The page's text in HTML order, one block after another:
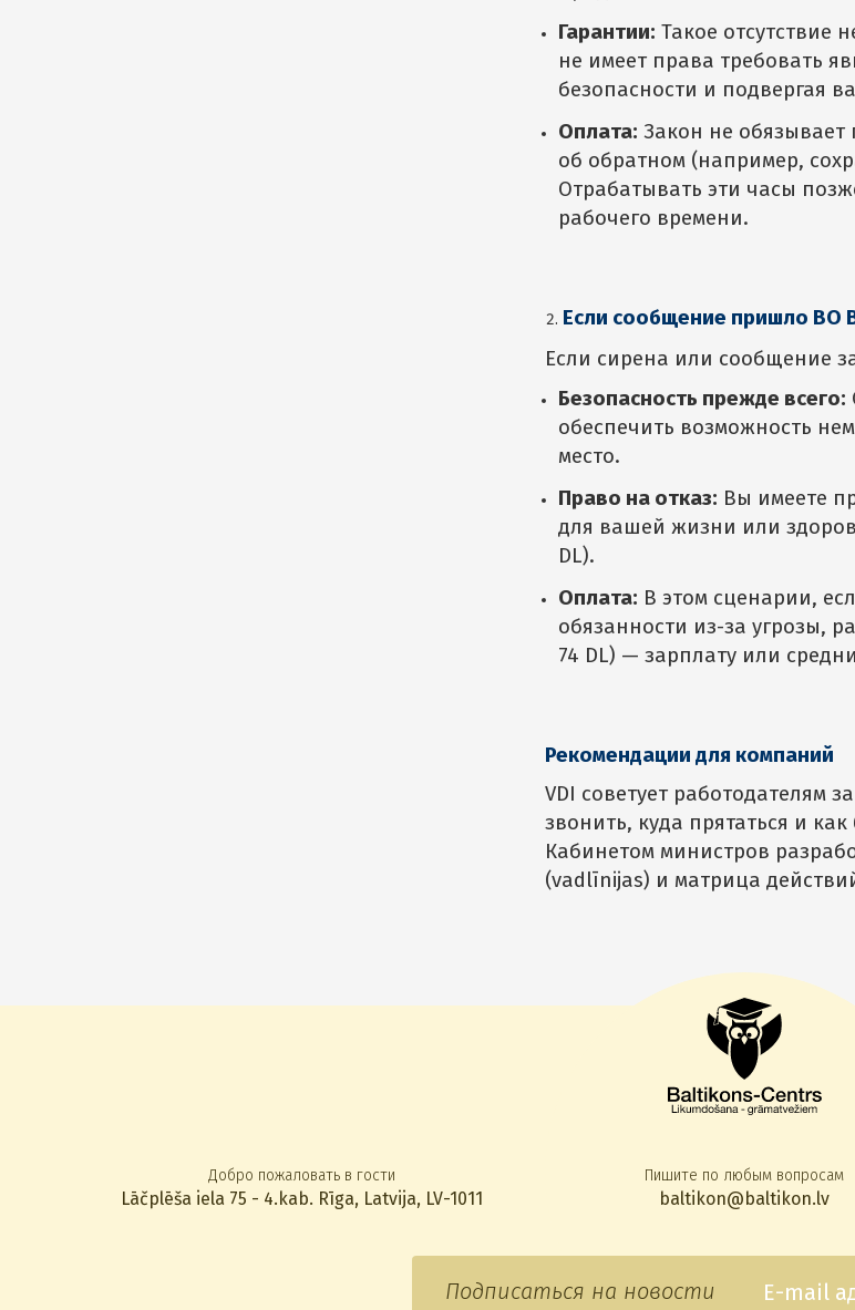
Гарантии: Такое отсутствие
не имеет права требовать
безопасности и подвергая
Оплата: Закон не обязывает
об обратном (например,
Отрабатывать эти часы
рабочего времени.
Если сообщение пришло ВО
Если сирена или сообщение
Безопасность прежде всего:
обеспечить возможность
место.
Право на отказ: Вы имеете
для вашей жизни или
DL).
Оплата: В этом сценарии,
обязанности из-за угрозы,
74 DL) — зарплату или
Рекомендации для компаний
VDI советует работодателям
звонить, куда прятаться и
Кабинетом министров
(vadlīnijas) и матрица
Добро пожаловать в гости
Lāčplēša iela 75 - 4.kab. Rīga, Latvija, LV-1011
Пишите по любым вопросам
baltikon@baltikon.lv
Подписаться на новости